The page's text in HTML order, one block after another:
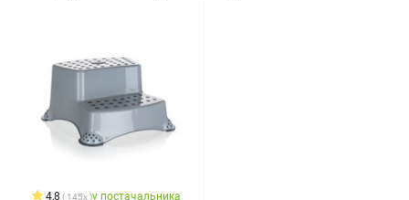
4,8 145x у постачальника